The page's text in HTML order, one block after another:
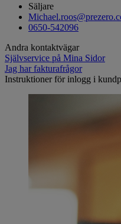
Säljare
0650-542096
Andra kontaktvägar
Självservice på Mina Sidor
Jag har fakturafrågor
Instruktioner för inlogg i